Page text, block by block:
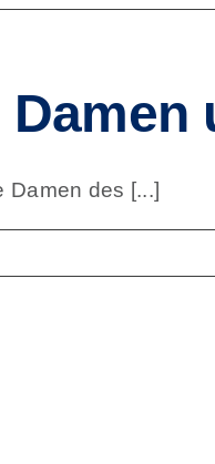
Damen des [...]